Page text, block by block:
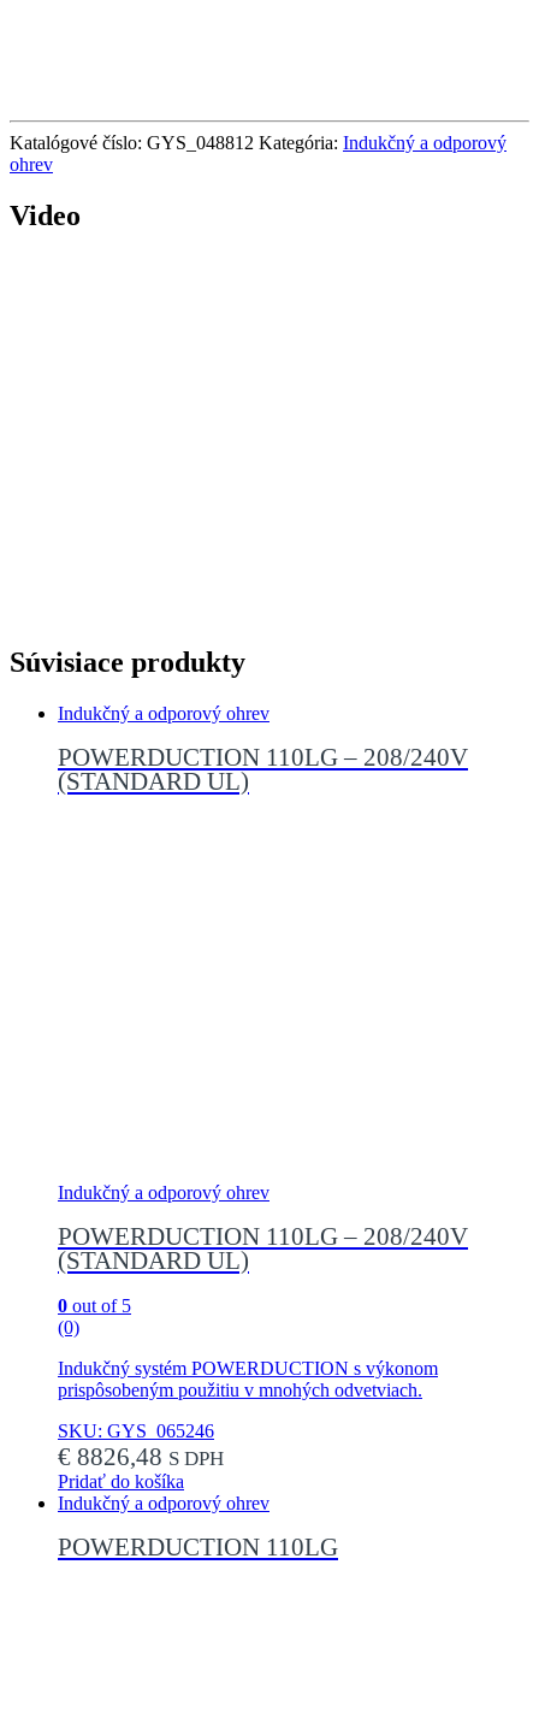
Katalógové číslo: GYS_048812 Kategória: Indukčný a odporový
ohrev
Video
Súvisiace produkty
Indukčný a odporový ohrev
POWERDUCTION 110LG – 208/240V
(STANDARD UL)
Indukčný a odporový ohrev
POWERDUCTION 110LG – 208/240V
(STANDARD UL)
0 out of 5
(0)
Indukčný systém POWERDUCTION s výkonom
prispôsobeným použitiu v mnohých odvetviach.
SKU: GYS_065246
€ 8826,48 S DPH
Pridať do košíka
Indukčný a odporový ohrev
POWERDUCTION 110LG